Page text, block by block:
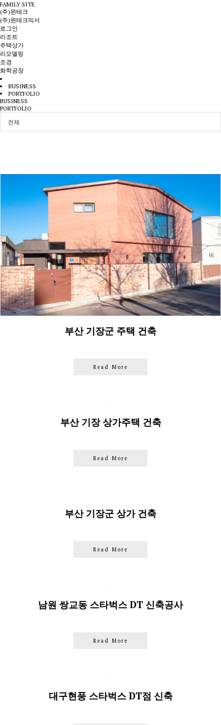
FAMILY SITE
(주)윈테크
(주)윈테크믹서
로그인
리조트
주택상가
리모델링
조경
화학공장
BUSINESS
PORTFOLIO
BUSINESS
PORTFOLIO
전체
부산 기장군 주택 건축
Read More
부산 기장 상가주택 건축
Read More
부산 기장군 상가 건축
Read More
남원 쌍교동 스타벅스 DT 신축공사
Read More
대구현풍 스타벅스 DT점 신축